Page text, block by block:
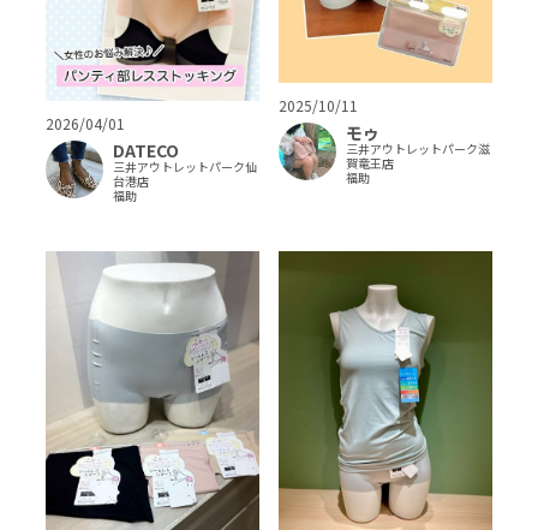
2026/04/01
DATECO
三井アウトレットパーク仙
台港店
福助
2025/10/11
モゥ
三井アウトレットパーク滋
賀竜王店
福助